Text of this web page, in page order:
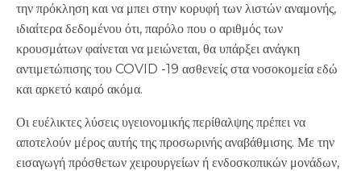
την πρόκληση και να μπει στην κορυφή των λιστών αναμονής,
ιδιαίτερα δεδομένου ότι, παρόλο που ο αριθμός των
κρουσμάτων φαίνεται να μειώνεται, θα υπάρξει ανάγκη
αντιμετώπισης του COVID -19 ασθενείς στα νοσοκομεία εδώ
και αρκετό καιρό ακόμα.
Οι ευέλικτες λύσεις υγειονομικής περίθαλψης πρέπει να
αποτελούν μέρος αυτής της προσωρινής αναβάθμισης. Με την
εισαγωγή πρόσθετων χειρουργείων ή ενδοσκοπικών μονάδων,